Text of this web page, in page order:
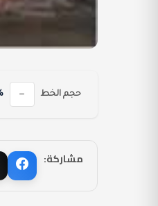
حجم الخط
مشاركة: